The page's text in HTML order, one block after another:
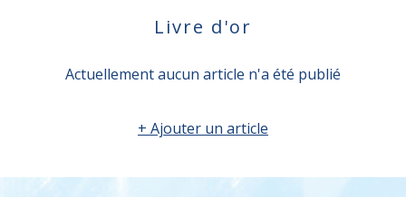
Livre d'or
Actuellement aucun article n'a été publié
+ Ajouter un article